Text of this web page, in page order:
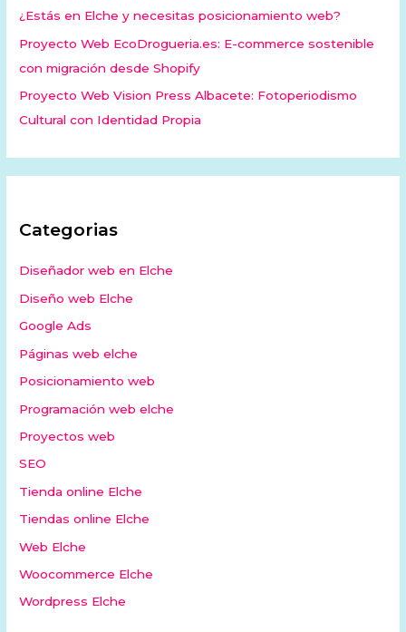
¿Estás en Elche y necesitas posicionamiento web?
Proyecto Web EcoDrogueria.es: E-commerce sostenible
con migración desde Shopify
Proyecto Web Vision Press Albacete: Fotoperiodismo
Cultural con Identidad Propia
Categorias
Diseñador web en Elche
Diseño web Elche
Google Ads
Páginas web elche
Posicionamiento web
Programación web elche
Proyectos web
SEO
Tienda online Elche
Tiendas online Elche
Web Elche
Woocommerce Elche
Wordpress Elche